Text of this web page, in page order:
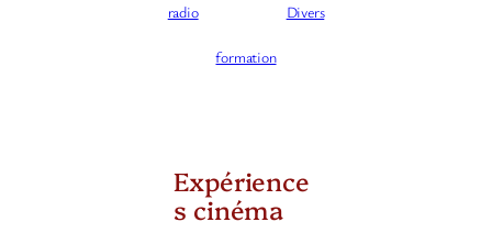
radio Divers
formation
Expérience
s cinéma